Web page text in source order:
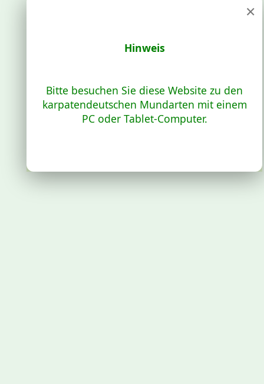
×
Hinweis
Bitte besuchen Sie diese Website zu den
karpatendeutschen Mundarten mit einem
PC oder Tablet-Computer.